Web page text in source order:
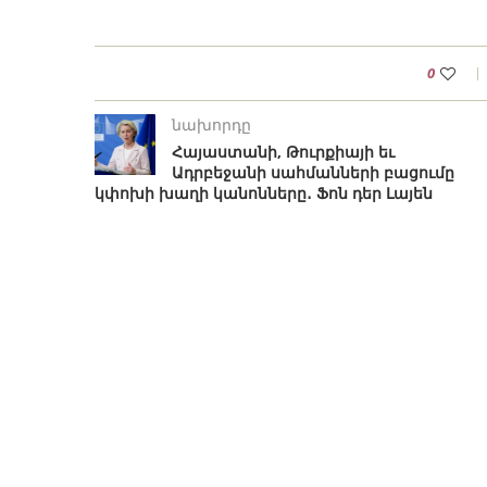
0
նախորդը
Հայաստանի, Թուրքիայի եւ
Ադրբեջանի սահմանների բացումը
կփոխի խաղի կանոնները․ Ֆոն դեր Լայեն